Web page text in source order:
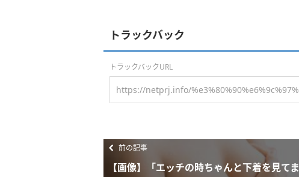
トラックバック
トラックバックURL
前の記事
【画像】「エッチの時ちゃんと下着を見てま